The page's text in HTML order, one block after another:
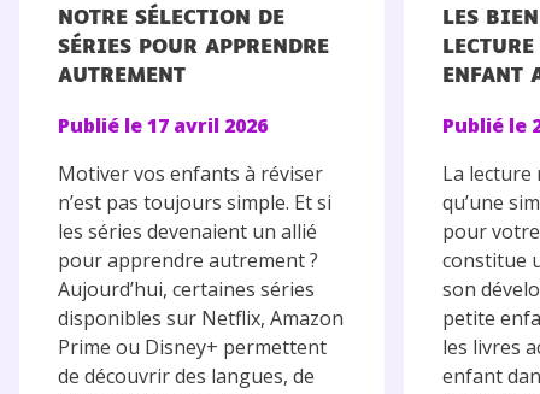
NOTRE SÉLECTION DE
SÉRIES POUR APPRENDRE
AUTREMENT
Publié le17 avril 2026
Motiver vos enfants à réviser
n’est pas toujours simple. Et si
les séries devenaient un allié
pour apprendre autrement ?
Aujourd’hui, certaines séries
disponibles sur Netflix, Amazon
Prime ou Disney+ permettent
de découvrir des langues, de
LES
ENFANT
Publié le
La
qu’une
pour
constitue
son
petite
les livres
enfant